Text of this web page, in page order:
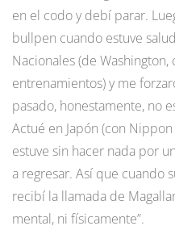
en el codo y debí parar.
bullpen cuando estuve
Nacionales (de
entrenamientos) y me
pasado, honestamente, no
Actué en Japón (con
estuve sin hacer nada por
a regresar. Así que cuando
recibí la llamada de
mental, ni físicamente”.